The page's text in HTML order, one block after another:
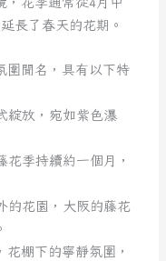
長了春天的花期。
圍聞名，具有以下特
綻放，宛如紫色瀑
季持續約一個月，
的花園，大阪的藤花
棚下的寧靜氛圍，